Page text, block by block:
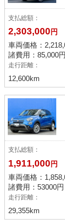
支払総額
2,303,000 円
車両価格：
諸費用：85,000円
走行距離
12,600km
支払総額
1,911,000 円
車両価格：
諸費用：53000円
走行距離
29,355km